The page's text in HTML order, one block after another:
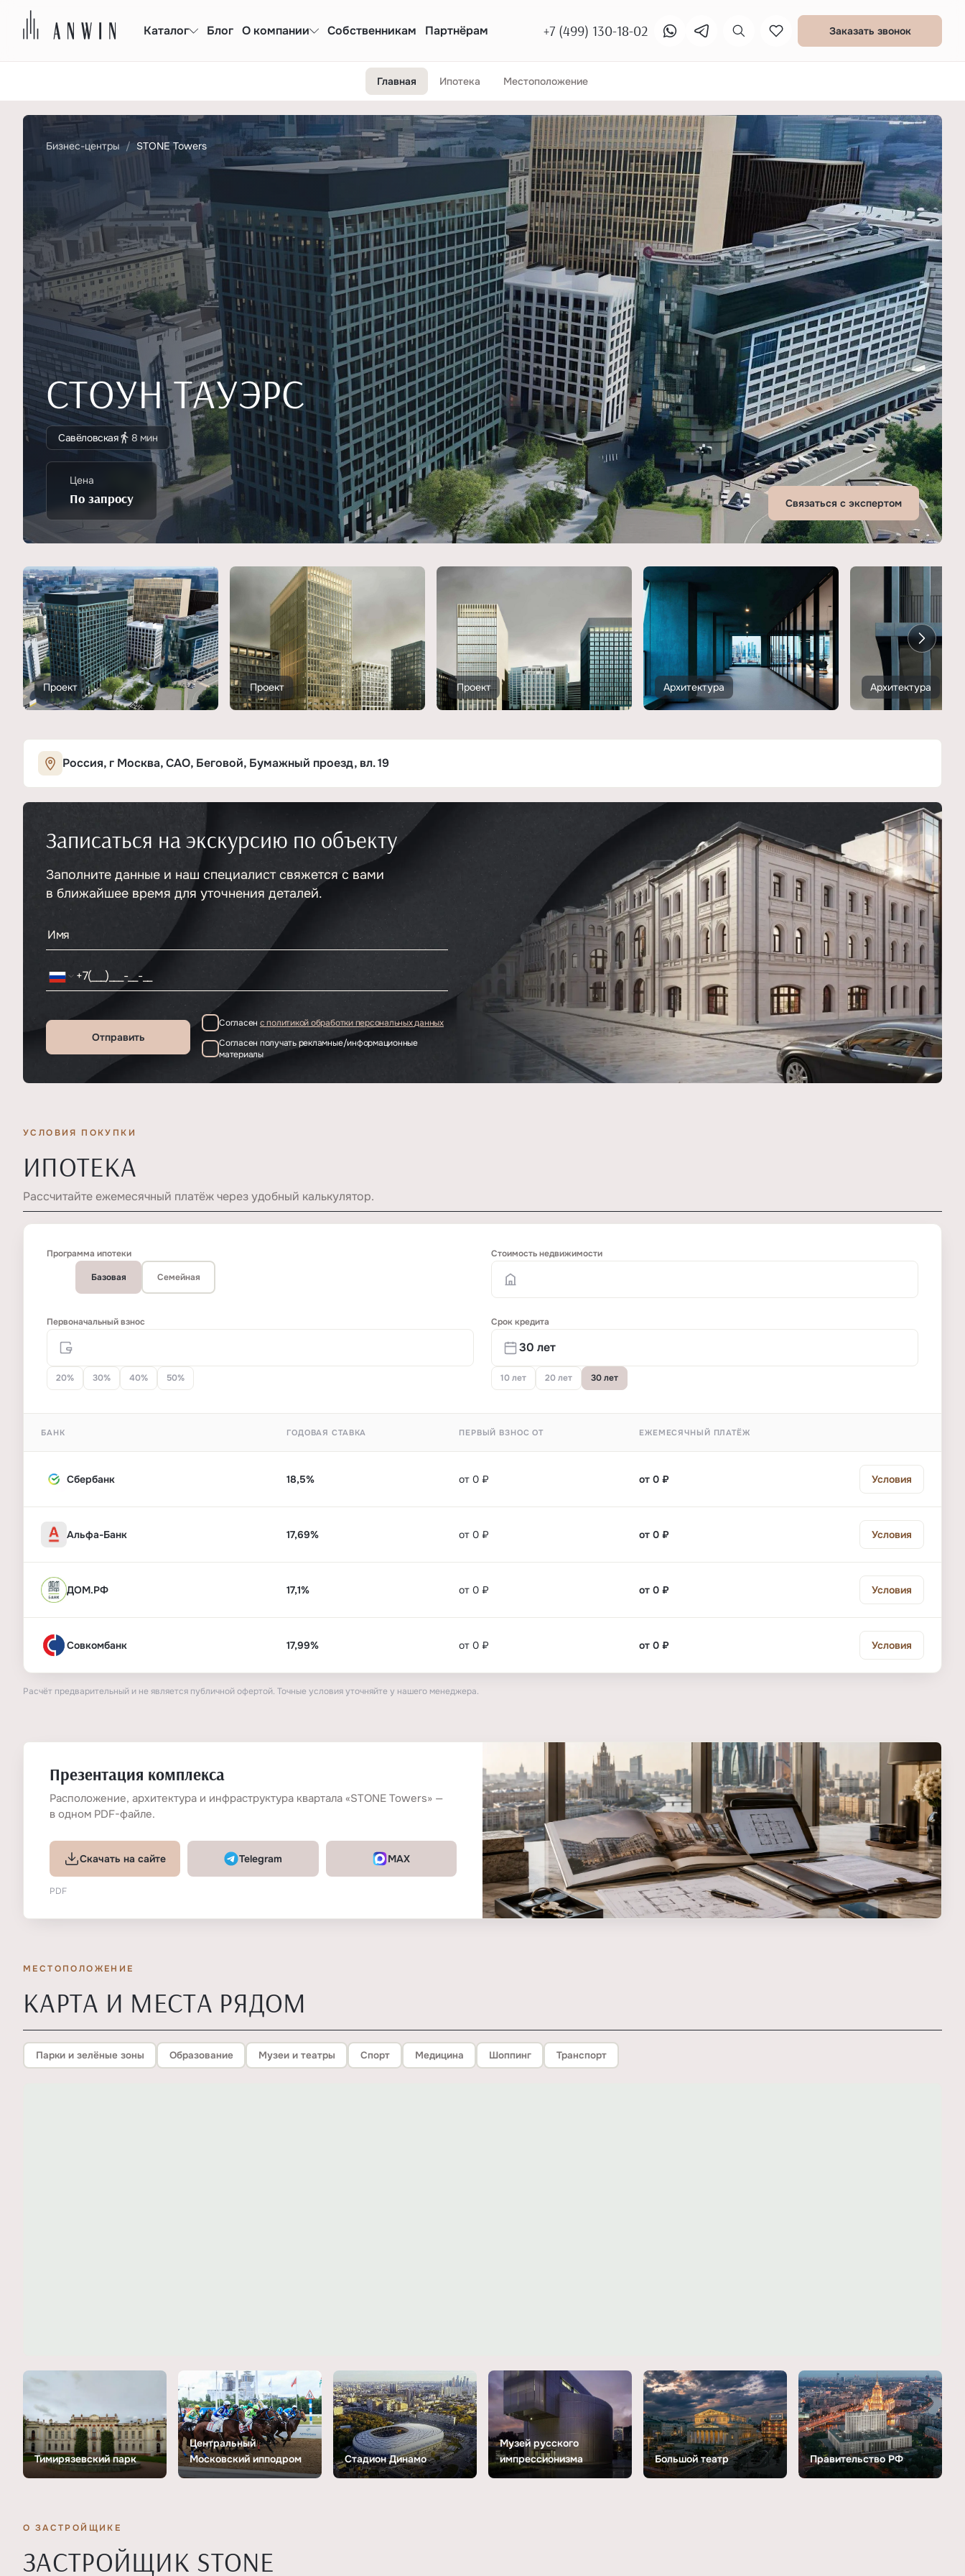
Каталог Блог О компании Собственникам Партнёрам +7 (499) 130-18-02 Заказать звонок
Главная Ипотека Местоположение
Бизнес-центры STONE Towers
СТОУН ТАУЭРС
Савёловская 8 мин
Цена
По запросу Связаться с экспертом
Проект Проект Проект Архитектура Архитектура
Россия, г Москва, САО, Беговой, Бумажный проезд, вл. 19
Записаться на экскурсию по объекту
Заполните данные и наш специалист свяжется с вами
в ближайшее время для уточнения деталей.
Отправить
Согласен с политикой обработки персональных данных
Согласен получать рекламные/информационные
материалы
УСЛОВИЯ ПОКУПКИ
ИПОТЕКА
Рассчитайте ежемесячный платёж через удобный калькулятор.
Программа ипотеки
Базовая Семейная
Стоимость недвижимости
Первоначальный взнос
20% 30% 40% 50%
Срок кредита
10 лет 20 лет 30 лет
БАНК ГОДОВАЯ СТАВКА ПЕРВЫЙ ВЗНОС ОТ ЕЖЕМЕСЯЧНЫЙ ПЛАТЁЖ
Сбербанк 18,5% от 0 ₽ от 0 ₽ Условия
Альфа-Банк 17,69% от 0 ₽ от 0 ₽ Условия
ДОМ.РФ 17,1% от 0 ₽ от 0 ₽ Условия
Совкомбанк 17,99% от 0 ₽ от 0 ₽ Условия
Расчёт предварительный и не является публичной офертой. Точные условия уточняйте у нашего менеджера.
Презентация комплекса
Расположение, архитектура и инфраструктура квартала «STONE Towers» —
в одном PDF-файле.
Скачать на сайте Telegram MAX
PDF
МЕСТОПОЛОЖЕНИЕ
КАРТА И МЕСТА РЯДОМ
Парки и зелёные зоны Образование Музеи и театры Спорт Медицина Шоппинг Транспорт
Тимирязевский парк
Центральный
Московский ипподром
Стадион Динамо
Музей русского
импрессионизма
Большой театр Правительство РФ
О ЗАСТРОЙЩИКЕ
ЗАСТРОЙЩИК STONE